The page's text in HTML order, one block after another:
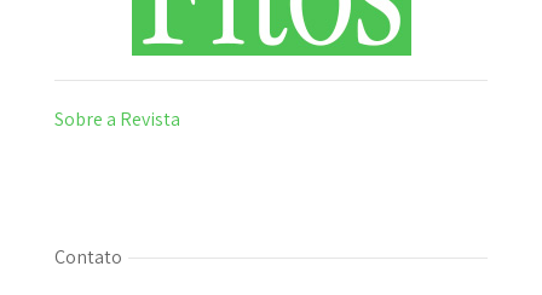
Sobre a Revista
Contato